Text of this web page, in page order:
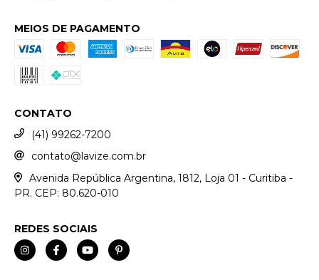
MEIOS DE PAGAMENTO
CONTATO
(41) 99262-7200
contato@lavize.com.br
Avenida República Argentina, 1812, Loja 01 - Curitiba -
PR. CEP: 80.620-010
REDES SOCIAIS